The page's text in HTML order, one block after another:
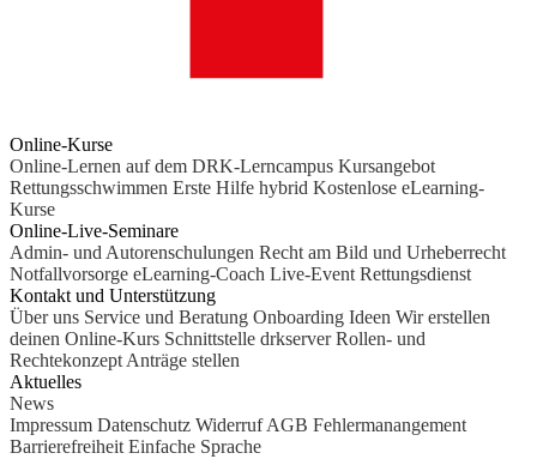
Online-Kurse
Online-Lernen auf dem DRK-Lerncampus Kursangebot
Rettungsschwimmen Erste Hilfe hybrid Kostenlose eLearning-
Kurse
Online-Live-Seminare
Admin- und Autorenschulungen Recht am Bild und Urheberrecht
Notfallvorsorge eLearning-Coach Live-Event Rettungsdienst
Kontakt und Unterstützung
Über uns Service und Beratung Onboarding Ideen Wir erstellen
deinen Online-Kurs Schnittstelle drkserver Rollen- und
Rechtekonzept Anträge stellen
Aktuelles
News
Impressum Datenschutz Widerruf AGB Fehlermanangement
Barrierefreiheit Einfache Sprache